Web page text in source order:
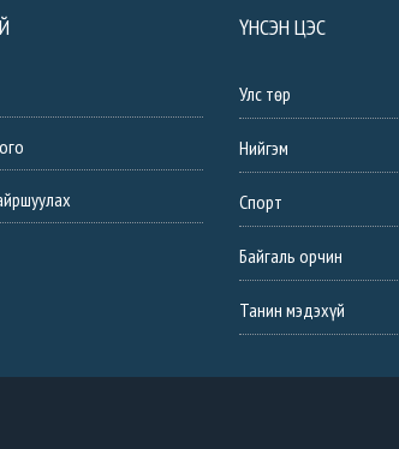
ҮНСЭН ЦЭС
Улс төр
Нийгэм
Спорт
Байгаль орчин
Танин мэдэхүй